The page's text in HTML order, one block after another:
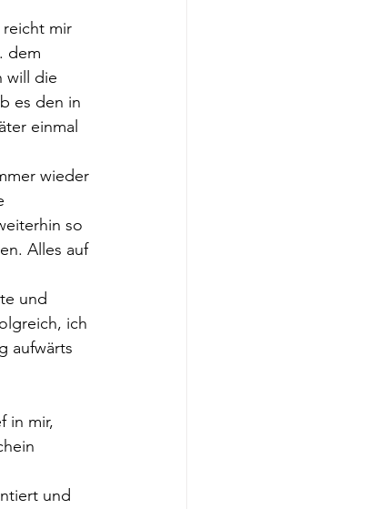
mir
dem
will die
es den in
einmal
wieder
so
Alles auf
und
ich
aufwärts
in mir,
und